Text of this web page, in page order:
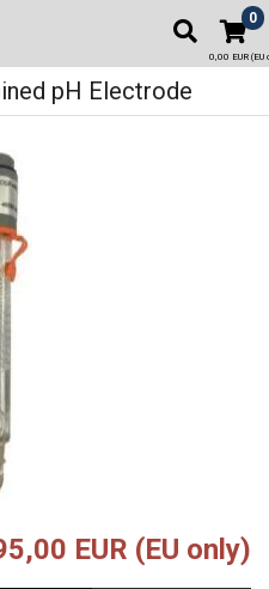
0
0,00 EUR (EU
pH Electrode
EUR (EU only)